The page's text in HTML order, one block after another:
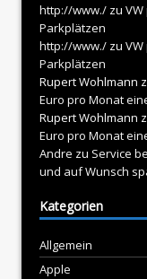
http://www./ zu
Parkplätzen
http://www./ zu
Parkplätzen
Rupert Wohlmann
Euro pro Monat
Rupert Wohlmann
Euro pro Monat
Andre zu Service
und auf Wunsch
Kategorien
Allgemein
Apple